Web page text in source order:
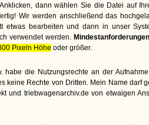
dann wählen Sie die Datei auf
Wir werden anschließend das
etwas bearbeiten und dann in unser
verwendet werden. Mindestanforderungen
Pixeln Höhe oder größer.
die Nutzungsrechte an der
keine Rechte von Dritten. Mein Name darf
und triebwagenarchiv.de von etwaigen